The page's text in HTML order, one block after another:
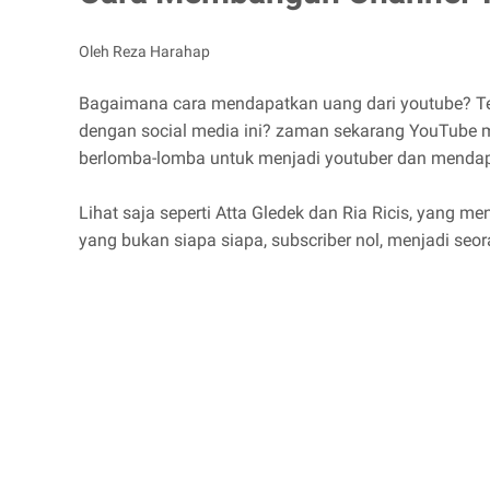
Oleh Reza Harahap
Bagaimana cara mendapatkan uang dari youtube?
dengan social media ini? zaman sekarang
berlomba-lomba untuk menjadi youtuber dan
Lihat saja seperti Atta Gledek dan Ria Ricis, yang
yang bukan siapa siapa, subscriber nol, menjadi